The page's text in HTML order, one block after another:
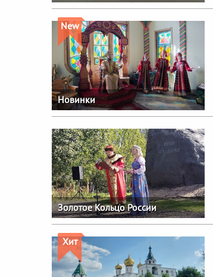
New
Новинки
Золотое Кольцо России
Хит